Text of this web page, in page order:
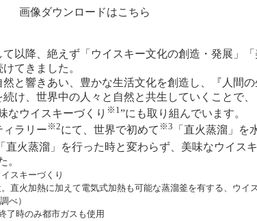
画像ダウンロードはこちら
以降、絶えず「ウイスキー文化の創造・発展」
てきました。
と響きあい、豊かな生活文化を創造し、『人間
け、世界中の人々と自然と共生していくことで
なウイスキーづくり ※1”にも取り組んでいます。
ラリー ※2にて、世界で初めて ※3 「直火蒸溜」を
直火蒸溜」を行った時と変わらず、美味なウイス
。
スキーづくり
火加熱に加えて電気式加熱も可能な蒸溜釜を有する、ウイ
べ）
時のみ都市ガスも使用